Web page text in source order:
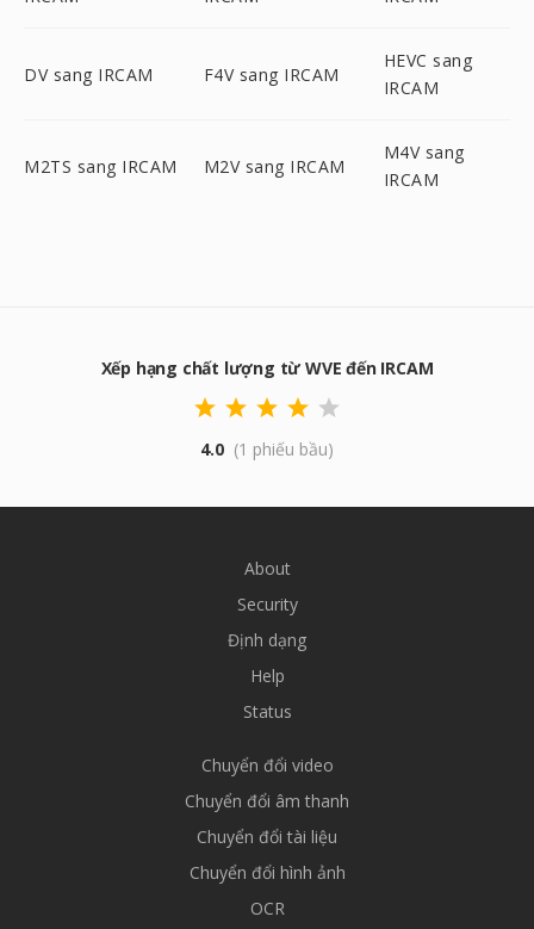
DV sang IRCAM F4V sang IRCAM
HEVC sang
IRCAM
M2TS sang IRCAM M2V sang IRCAM
M4V sang
IRCAM
Xếp hạng chất lượng từ WVE đến IRCAM
4.0 (1 phiếu bầu)
About
Security
Định dạng
Help
Status
Chuyển đổi video
Chuyển đổi âm thanh
Chuyển đổi tài liệu
Chuyển đổi hình ảnh
OCR